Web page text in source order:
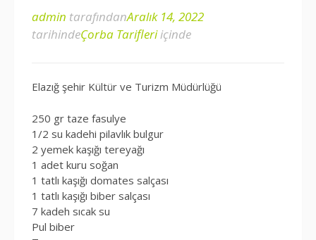
admin tarafındanAralık 14, 2022
tarihindeÇorba Tarifleriiçinde
Elazığ şehir Kültür ve Turizm Müdürlüğü
250 gr taze fasulye
1/2 su kadehi pilavlık bulgur
2 yemek kaşığı tereyağı
1 adet kuru soğan
1 tatlı kaşığı domates salçası
1 tatlı kaşığı biber salçası
7 kadeh sıcak su
Pul biber